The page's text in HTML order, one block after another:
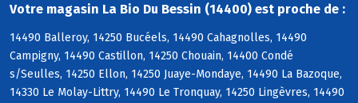
Votre magasin La Bio Du Bessin (14400) est proche de :
14490 Balleroy, 14250 Bucéels, 14490 Cahagnolles, 14490
Campigny, 14490 Castillon, 14250 Chouain, 14400 Condé
s/Seulles, 14250 Ellon, 14250 Juaye-Mondaye, 14490 La Bazoque,
14330 Le Molay-Littry, 14490 Le Tronquay, 14250 Lingèvres, 14490